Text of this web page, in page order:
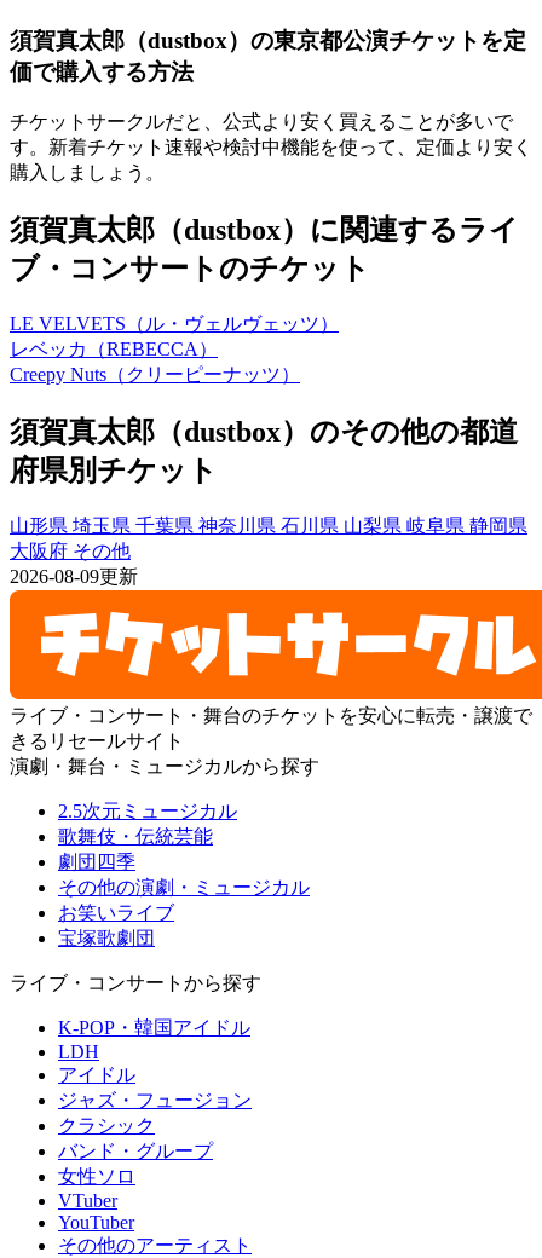
須賀真太郎（dustbox）の東京都公演チケットを定
価で購入する方法
チケットサークルだと、公式より安く買えることが多いで
す。新着チケット速報や検討中機能を使って、定価より安く
購入しましょう。
須賀真太郎（dustbox）に関連するライ
ブ・コンサートのチケット
LE VELVETS（ル・ヴェルヴェッツ）
レベッカ（REBECCA）
Creepy Nuts（クリーピーナッツ）
須賀真太郎（dustbox）のその他の都道
府県別チケット
山形県 埼玉県 千葉県 神奈川県 石川県 山梨県 岐阜県 静岡県
大阪府 その他
2026-08-09更新
ライブ・コンサート・舞台のチケットを安心に転売・譲渡で
きるリセールサイト
演劇・舞台・ミュージカルから探す
2.5次元ミュージカル
歌舞伎・伝統芸能
劇団四季
その他の演劇・ミュージカル
お笑いライブ
宝塚歌劇団
ライブ・コンサートから探す
K-POP・韓国アイドル
LDH
アイドル
ジャズ・フュージョン
クラシック
バンド・グループ
女性ソロ
VTuber
YouTuber
その他のアーティスト